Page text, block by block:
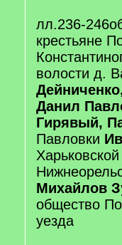
лл.236-
крестьяне
волости д.
Данил
Гирявый,
Павловки
Михайлов
общество
уезда